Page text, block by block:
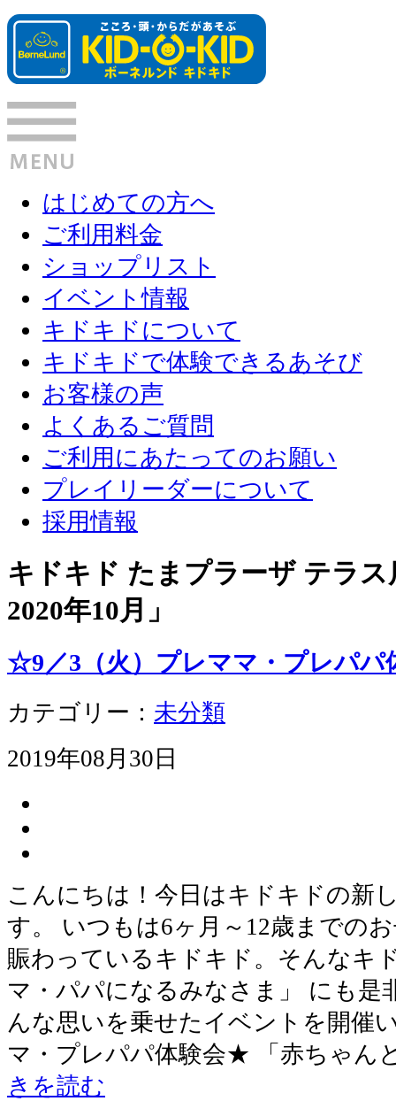
はじめての方へ
ご利用料金
ショップリスト
イベント情報
キドキドについて
キドキドで体験できるあそび
お客様の声
よくあるご質問
ご利用にあたってのお願い
プレイリーダーについて
採用情報
キドキド たまプラーザ テラ
2020年10月 」
☆9／3（火）プレママ・プレパ
カテゴリー： 未分類
2019年08月30日
こんにちは！今日はキドキドの新
す。 いつもは6ヶ月～12歳までの
賑わっているキドキド。そんなキ
マ・パパになるみなさま」 にも是
んな思いを乗せたイベントを開催
マ・プレパパ体験会★ 「赤ちゃん
きを読む